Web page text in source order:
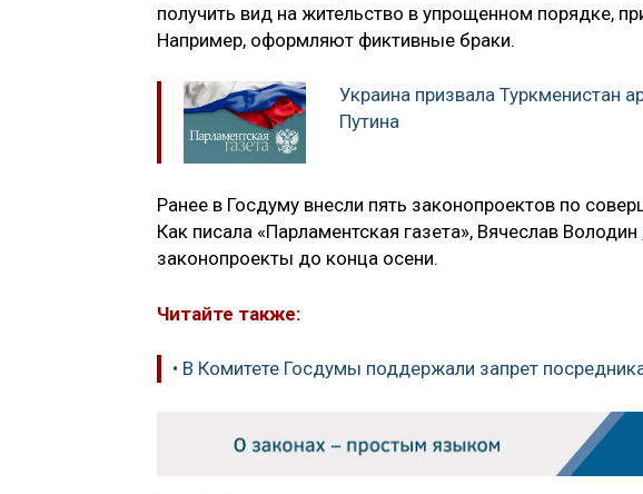
получить вид на жительство в упрощенном порядке,
Например, оформляют фиктивные браки.
Украина призвала Туркменистан
Путина
Ранее в Госдуму внесли пять законопроектов по
Как писала «Парламентская газета», Вячеслав Володин
законопроекты до конца осени.
Читайте также:
• В Комитете Госдумы поддержали запрет